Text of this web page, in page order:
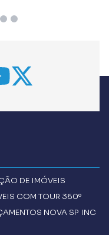
DE IMÓVEIS
COM TOUR 360º
NOVA SP INC